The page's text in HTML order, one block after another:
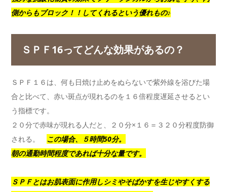
側からもブロック！！してくれるという優れもの♪
ＳＰＦ16ってどんな効果があるの？
ＳＰＦ１６は、何も日焼け止めをぬらないで紫外線を浴びた場
合と比べて、赤い斑点が現れるのを１６倍程度遅延させるとい
う指標です。
２０分で赤味が現れる人だと、２０分×１６＝３２０分程度防御
される。
この場合、５時間50分。
朝の通勤時間程度であれば十分な量です。
ＳＰＦとはお肌表面に作用しシミやそばかすを生じやすくする